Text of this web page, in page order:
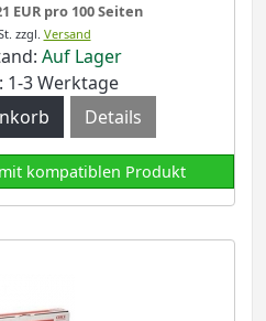
EUR pro 100 Seiten
zzgl. Versand
Auf Lager
1-3 Werktage
Details
kompatiblen Produkt